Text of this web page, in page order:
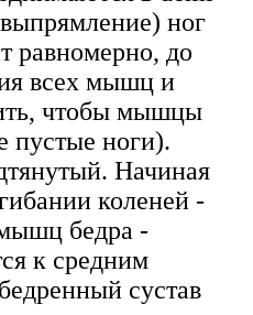
ног
равномерно, до
всех мышц и
чтобы мышцы
пустые ноги).
Начиная
коленей -
бедра -
к средним
сустав